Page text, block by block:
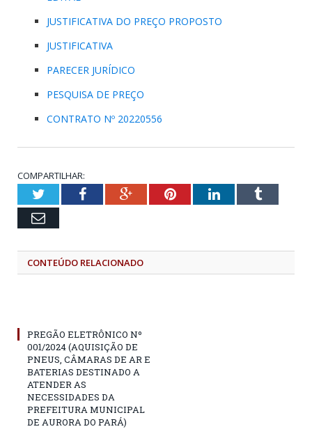
JUSTIFICATIVA DO PREÇO PROPOSTO
JUSTIFICATIVA
PARECER JURÍDICO
PESQUISA DE PREÇO
CONTRATO Nº 20220556
COMPARTILHAR:
TwitterFacebookGoogle+PinterestLinkedInTumblr
Email
CONTEÚDO RELACIONADO
PREGÃO ELETRÔNICO Nº
001/2024 (AQUISIÇÃO DE
PNEUS, CÂMARAS DE AR E
BATERIAS DESTINADO A
ATENDER AS
NECESSIDADES DA
PREFEITURA MUNICIPAL
DE AURORA DO PARÁ)